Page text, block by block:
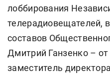
лоббирования
телерадиовещателей,
составов
Дмитрий Ганзенко –
заместитель